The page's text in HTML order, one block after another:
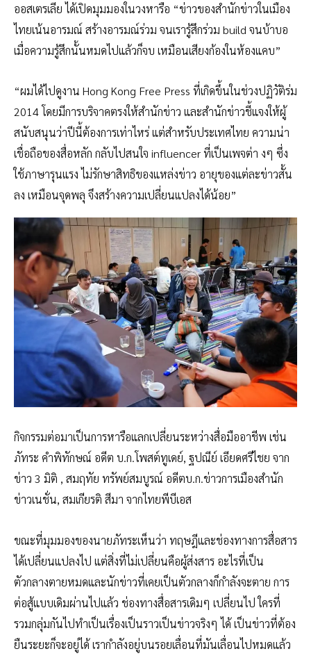
ออสเตรเลีย ได้เปิดมุมมองในวงหารือ “ข่าวของสำนักข่าวในเมือง
ไทยเน้นอารมณ์ สร้างอารมณ์ร่วม จนเรารู้สึกร่วม build จนบ้าบอ
เมื่อความรู้สึกนั้นหมดไปแล้วก็จบ เหมือนเสียงก้องในห้องแคบ”
“ผมได้ไปดูงาน Hong Kong Free Press ที่เกิดขึ้นในช่วงปฏิวัติร่ม
2014 โดยมีการบริจาคตรงให้สำนักข่าว และสำนักข่าวชี้แจงให้ผู้
สนับสนุนว่าปีนี้ต้องการเท่าไหร่ แต่สำหรับประเทศไทย ความน่า
เชื่อถือของสื่อหลัก กลับไปสนใจ influencer ที่เป็นเพจต่า งๆ ซึ่ง
ใช้ภาษารุนแรง ไม่รักษาสิทธิของแหล่งข่าว อายุของแต่ละข่าวสั้น
ลง เหมือนจุดพลุ จึงสร้างความเปลี่ยนแปลงได้น้อย”
กิจกรรมต่อมาเป็นการหารือแลกเปลี่ยนระหว่างสื่อมืออาชีพ เช่น
ภัทระ คำพิทักษณ์ อดีต บ.ก.โพสต์ทูเดย์, ฐปณีย์ เอียดศรีไชย จาก
ข่าว 3 มิติ , สมฤทัย ทรัพย์สมบูรณ์ อดีตบ.ก.ข่าวการเมืองสำนัก
ข่าวเนชั่น, สมเกียรติ สีมา จากไทยพีบีเอส
ขณะที่มุมมองของนายภัทระเห็นว่า ทฤษฎีและช่องทางการสื่อสาร
ได้เปลี่ยนแปลงไป แต่สิ่งที่ไม่เปลี่ยนคือผู้ส่งสาร อะไรที่เป็น
ตัวกลางตายหมดและนักข่าวที่เคยเป็นตัวกลางก็กำลังจะตาย การ
ต่อสู้แบบเดิมผ่านไปแล้ว ช่องทางสื่อสารเดิมๆ เปลี่ยนไป ใครที่
รวมกลุ่มกันไปทำเป็นเรื่องเป็นราวเป็นข่าวจริงๆ ได้ เป็นข่าวที่ต้อง
ยืนระยะก็จะอยู่ได้ เรากำลังอยู่บนรอยเลื่อนที่มันเลื่อนไปหมดแล้ว